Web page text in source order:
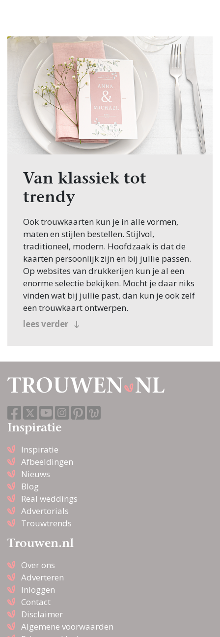
Van klassiek tot
trendy
Ook trouwkaarten kun je in alle vormen,
maten en stijlen bestellen. Stijlvol,
traditioneel, modern. Hoofdzaak is dat de
kaarten persoonlijk zijn en bij jullie passen.
Op websites van drukkerijen kun je al een
enorme selectie bekijken. Mocht je daar niks
vinden wat bij jullie past, dan kun je ook zelf
een trouwkaart ontwerpen.
lees verder
Inspiratie
Inspiratie
Afbeeldingen
Nieuws
Blog
Real weddings
Advertorials
Trouwtrends
Trouwen.nl
Over ons
Adverteren
Inloggen
Contact
Disclaimer
Algemene voorwaarden